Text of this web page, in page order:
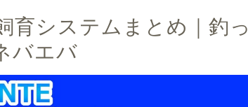
育システムまとめ｜釣っ
バエバ